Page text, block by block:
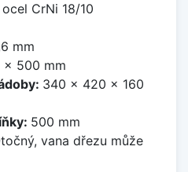
CrNi 18/10
mm
x 500 mm
340 x 420 x 160
500 mm
vana dřezu může